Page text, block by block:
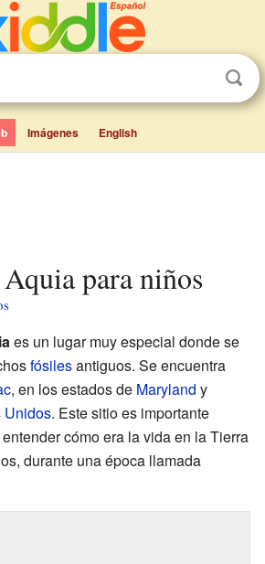
Imágenes English
Aquia para niños
es un lugar muy especial donde se
fósilesantiguos. Se encuentra
, en los estados de Maryland y
Unidos. Este sitio es importante
cómo era la vida en la Tierra
durante una época llamada